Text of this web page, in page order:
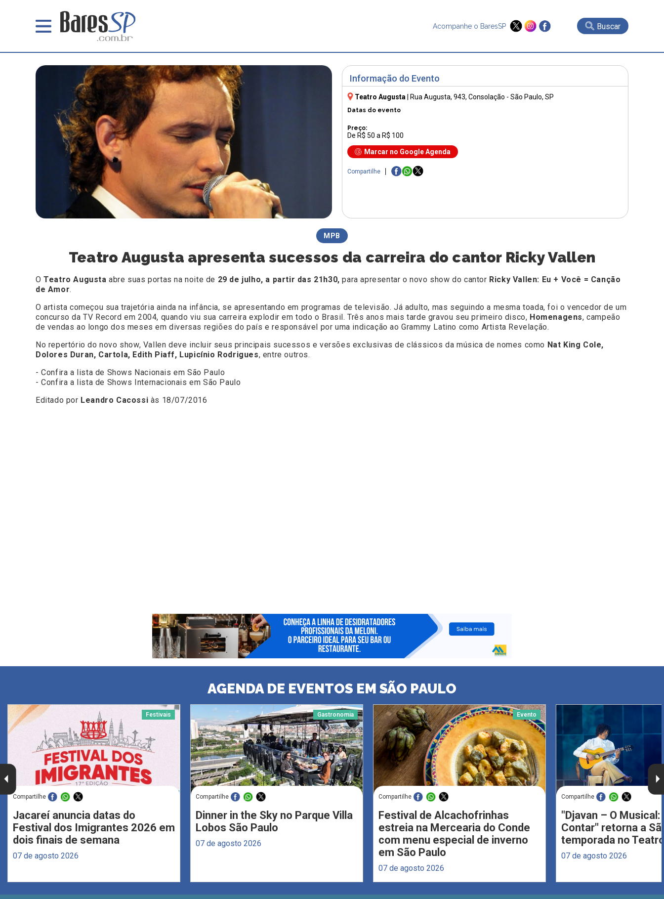
Acompanhe o BaresSP Buscar
Informação do Evento
Teatro Augusta Rua Augusta, 943, Consolação - São Paulo, SP
Datas do evento
Preço:
De R$ 50 a R$ 100
Marcar no Google Agenda
Compartilhe
MPB
Teatro Augusta apresenta sucessos da carreira do cantor Ricky Vallen
OTeatro Augustaabre suas portas na noite de 29 de julho, a partir das 21h30,para apresentar o novo show do cantor Ricky Vallen: Eu + Você = Canção
de Amor.
O artista começou sua trajetória ainda na infância, se apresentando em programas de televisão. Já adulto, mas seguindo a mesma toada, foi o vencedor de um
concurso da TV Record em 2004, quando viu sua carreira explodir em todo o Brasil. Três anos mais tarde gravou seu primeiro disco, Homenagens, campeão
de vendas ao longo dos meses em diversas regiões do país e responsável por uma indicação ao Grammy Latino como Artista Revelação.
No repertório do novo show, Vallen deve incluir seus principais sucessos e versões exclusivas de clássicos da música de nomes como Nat King Cole,
Dolores Duran, Cartola, Edith Piaff, Lupicínio Rodrigues, entre outros.
- Confira a lista de Shows Nacionais em São Paulo
- Confira a lista de Shows Internacionais em São Paulo
Editado por Leandro Cacossi às 18/07/2016
AGENDA DE EVENTOS EM SÃO PAULO
Festivais
Compartilhe
Jacareí anuncia datas do
Festival dos Imigrantes 2026 em
dois finais de semana
07 de agosto 2026
Gastronomia
Compartilhe
Dinner in the Sky no Parque Villa
Lobos São Paulo
07 de agosto 2026
Evento
Compartilhe
Festival de Alcachofrinhas
estreia na Mercearia do Conde
com menu especial de inverno
em São Paulo
07 de agosto 2026
Compartilhe
"Djavan – O Musical:
Contar" retorna a
temporada no
07 de agosto 2026